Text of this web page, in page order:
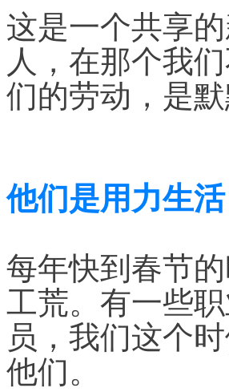
这是一个共享
人，在那个我
们的劳动，是
他们是用力生活
每年快到春节
工荒。有一些
员，我们这个
他们。